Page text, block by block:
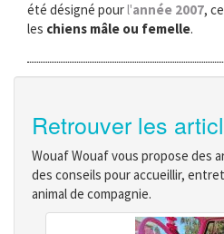
été désigné pourl'année 2007,
les chiens mâle ou femelle.
Retrouver les
Wouaf Wouaf vous propose des
des conseils pour accueillir,
animal de compagnie.